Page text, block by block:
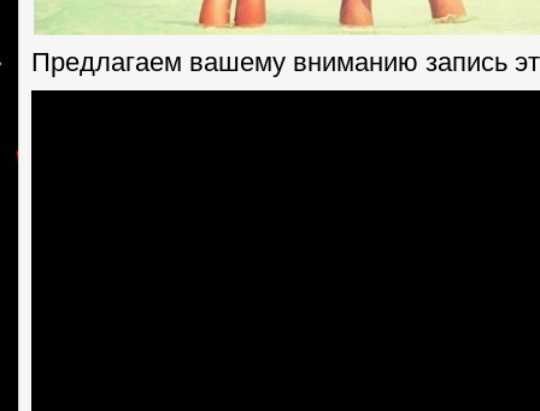
Предлагаем вашему вниманию запись